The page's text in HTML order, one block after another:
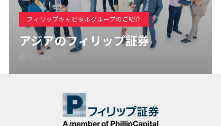
フィリップキャピタルグループのご紹介
アジアのフィリップ証券
会社概要